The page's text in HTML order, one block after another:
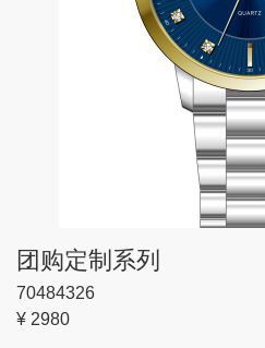
团购定制系列
70484326
¥ 2980